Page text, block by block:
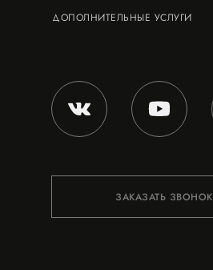
ДОПОЛНИТЕЛЬНЫЕ УСЛУГИ
ЗАКАЗАТЬ ЗВОНОК